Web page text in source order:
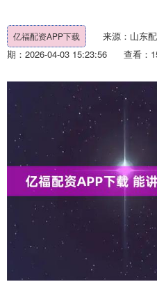
亿福配资APP下载 来源：山东
期：2026-04-03 15:23:56
查看：